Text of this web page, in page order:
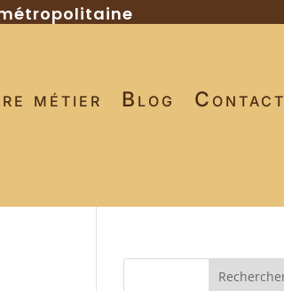
métier Blog Contact